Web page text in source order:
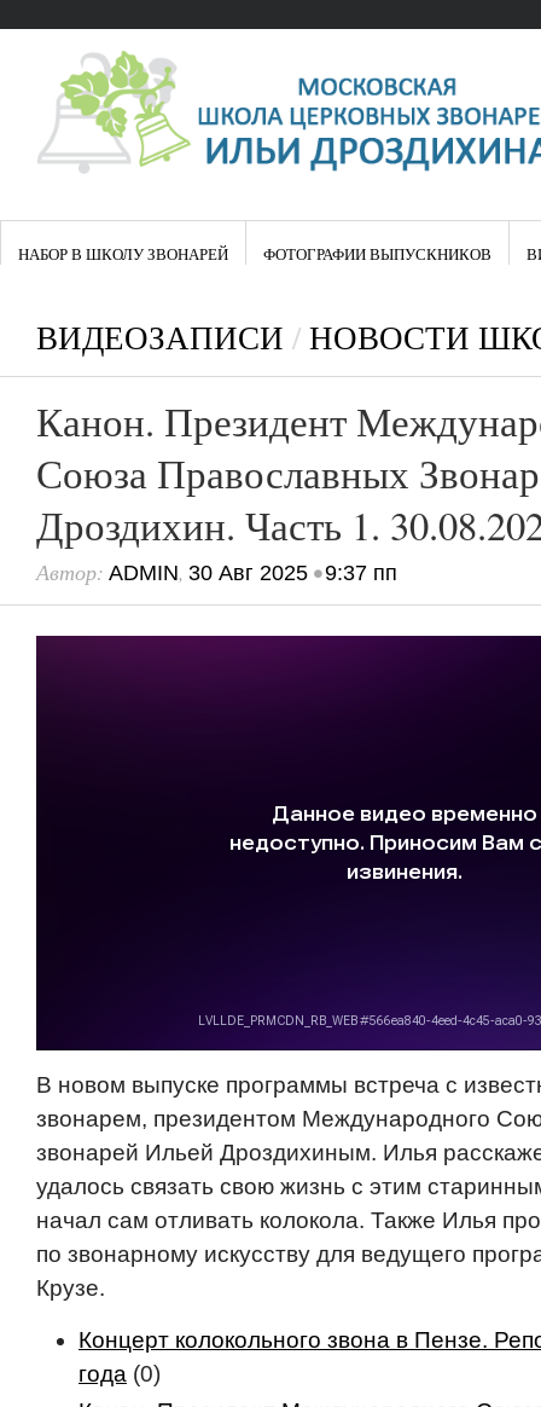
НАБОР В ШКОЛУ ЗВОНАРЕЙ ФОТОГРАФИИ ВЫПУСКНИКОВ
ВИДЕОЗАПИСИ / НОВОСТИ
Канон. Президент
Союза Православных
Дроздихин. Часть 1.
Автор: ADMIN, 30 Авг 2025 •9:37 пп
В новом выпуске программы встреча с
звонарем, президентом Международного
звонарей Ильей Дроздихиным. Илья
удалось связать свою жизнь с этим
начал сам отливать колокола. Также Илья
по звонарному искусству для ведущего
Крузе.
Концерт колокольного звона в Пензе.
года (0)